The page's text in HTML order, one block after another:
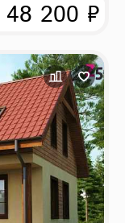
48 200 ₽